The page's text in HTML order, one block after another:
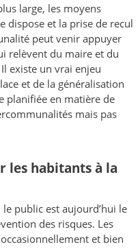
large, les moyens
dispose et la prise de recul
peut venir appuyer
relèvent du maire et du
existe un vrai enjeu
et de la généralisation
planifiée en matière de
mais pas
les habitants à la
le public est aujourd’hui le
des risques. Les
et bien